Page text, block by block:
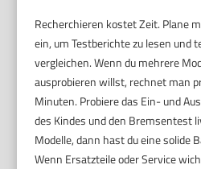
Recherchieren kostet Zeit. Plane
ein, um Testberichte zu lesen und
vergleichen. Wenn du mehrere
ausprobieren willst, rechnet man
Minuten. Probiere das Ein- und
des Kindes und den Bremsentest
Modelle, dann hast du eine solide
Wenn Ersatzteile oder Service